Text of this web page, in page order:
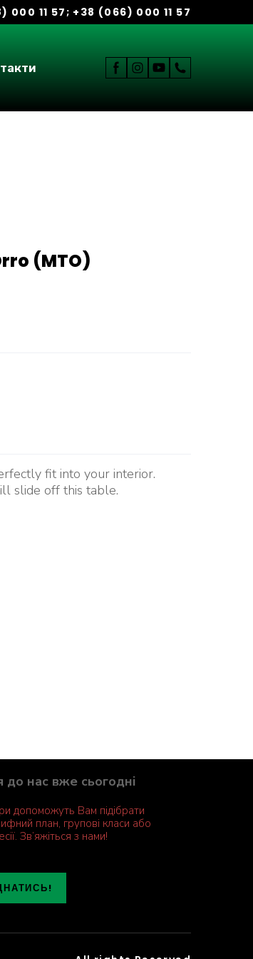
000 11 57; +38 (066) 000 11 57
(MTO)
fit into your interior.
slide off this table.
до нас вже сьогодні
допоможуть Вам підібрати
план, групові класи або
Зв’яжіться з нами!